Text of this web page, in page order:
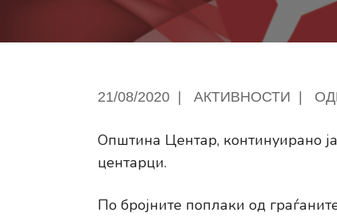
21/08/2020 АКТИВНОСТИ
Општина Центар, континуирано
центарци.
По бројните поплаки од